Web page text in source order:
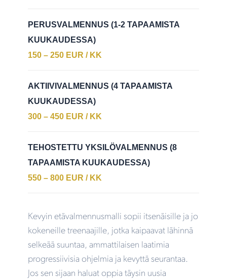
PERUSVALMENNUS (1-2 TAPAAMISTA
KUUKAUDESSA)
150 – 250 EUR / KK
AKTIIVIVALMENNUS (4 TAPAAMISTA
KUUKAUDESSA)
300 – 450 EUR / KK
TEHOSTETTU YKSILÖVALMENNUS (8
TAPAAMISTA KUUKAUDESSA)
550 – 800 EUR / KK
Kevyin etävalmennusmalli sopii itsenäisille ja jo
kokeneille treenaajille, jotka kaipaavat lähinnä
selkeää suuntaa, ammattilaisen laatimia
progressiivisia ohjelmia ja kevyttä seurantaa.
Jos sen sijaan haluat oppia täysin uusia